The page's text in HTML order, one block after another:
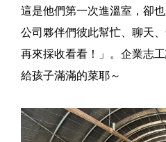
這是他們第一次進溫室，卻
公司夥伴們彼此幫忙、聊天
再來採收看看！」。企業志
給孩子滿滿的菜耶～